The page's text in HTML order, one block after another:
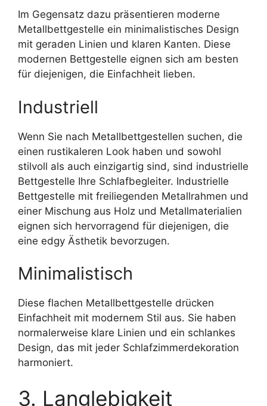
Im Gegensatz dazu präsentieren moderne
Metallbettgestelle ein minimalistisches Design
mit geraden Linien und klaren Kanten. Diese
modernen Bettgestelle eignen sich am besten
für diejenigen, die Einfachheit lieben.
Industriell
Wenn Sie nach Metallbettgestellen suchen, die
einen rustikaleren Look haben und sowohl
stilvoll als auch einzigartig sind, sind industrielle
Bettgestelle Ihre Schlafbegleiter. Industrielle
Bettgestelle mit freiliegenden Metallrahmen und
einer Mischung aus Holz und Metallmaterialien
eignen sich hervorragend für diejenigen, die
eine edgy Ästhetik bevorzugen.
Minimalistisch
Diese flachen Metallbettgestelle drücken
Einfachheit mit modernem Stil aus. Sie haben
normalerweise klare Linien und ein schlankes
Design, das mit jeder Schlafzimmerdekoration
harmoniert.
3. Langlebigkeit